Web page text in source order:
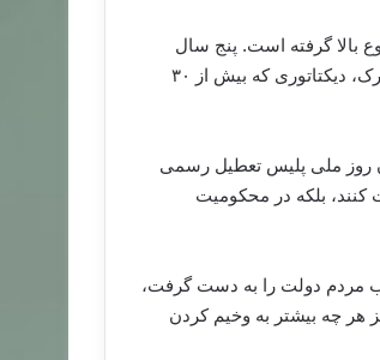
موضوع بالا گرفته است. پنج سال
پیش بود که مردم به خیابان ها ریختند و خواهان برکناری دولت حسنی مبارک شدند. مبارک، دیکتاتوری که بیش از ۳۰
روز ملی پلیس تعطیل رسمی
بلکه در محکومیت
که اولین رئیس جمهور منتخب مردم دولت را به دست گرفت،
هر چه بیشتر به وخیم کردن